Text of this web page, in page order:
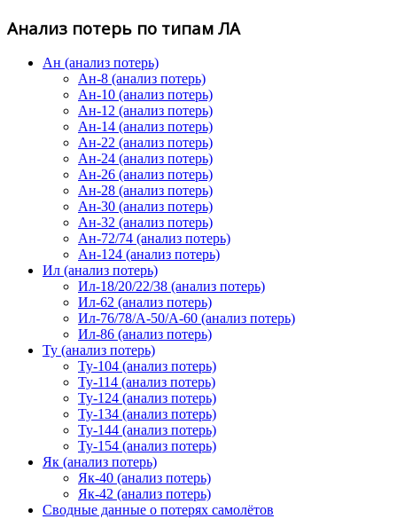
Анализ потерь по типам ЛА
Ан (анализ потерь)
Ан-8 (анализ потерь)
Ан-10 (анализ потерь)
Ан-12 (анализ потерь)
Ан-14 (анализ потерь)
Ан-22 (анализ потерь)
Ан-24 (анализ потерь)
Ан-26 (анализ потерь)
Ан-28 (анализ потерь)
Ан-30 (анализ потерь)
Ан-32 (анализ потерь)
Ан-72/74 (анализ потерь)
Ан-124 (анализ потерь)
Ил (анализ потерь)
Ил-18/20/22/38 (анализ потерь)
Ил-62 (анализ потерь)
Ил-76/78/А-50/А-60 (анализ потерь)
Ил-86 (анализ потерь)
Ту (анализ потерь)
Ту-104 (анализ потерь)
Ту-114 (анализ потерь)
Ту-124 (анализ потерь)
Ту-134 (анализ потерь)
Ту-144 (анализ потерь)
Ту-154 (анализ потерь)
Як (анализ потерь)
Як-40 (анализ потерь)
Як-42 (анализ потерь)
Сводные данные о потерях самолётов